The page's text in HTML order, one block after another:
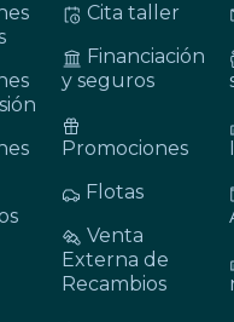
Cita taller
Financiación
y seguros
Promociones
Flotas
Venta
Externa de
Recambios